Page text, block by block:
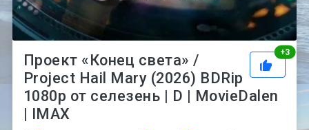
+3
Проект «Конец света» /
Project Hail Mary (2026) BDRip
1080p от селезень | D | MovieDalen
| IMAX